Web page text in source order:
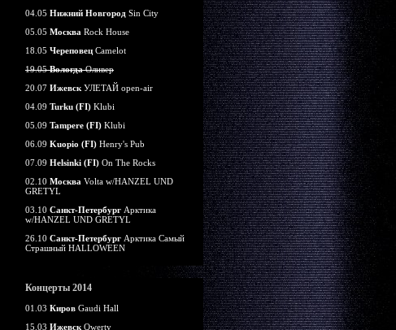
04.05 Нижний Новгород Sin City
05.05 Москва Rock House
18.05 Череповец Camelot
19.05ВологдаОливер
20.07 Ижевск УЛЕТАЙ open-air
04.09 Turku (FI) Klubi
05.09 Tampere (FI) Klubi
06.09 Kuopio (FI) Henry's Pub
07.09 Helsinki (FI) On The Rocks
02.10 Москва Volta w/HANZEL UND
GRETYL
03.10 Санкт-Петербург Арктика
w/HANZEL UND GRETYL
26.10 Санкт-Петербург Арктика Самый
Страшный HALLOWEEN
Концерты 2014
01.03 Киров Gaudi Hall
15.03 Ижевск Qwerty